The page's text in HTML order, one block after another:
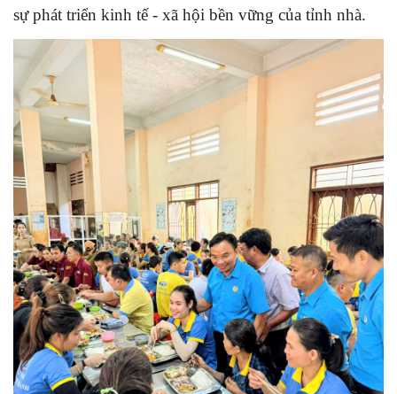
sự phát triển kinh tế - xã hội bền vững của tỉnh nhà.